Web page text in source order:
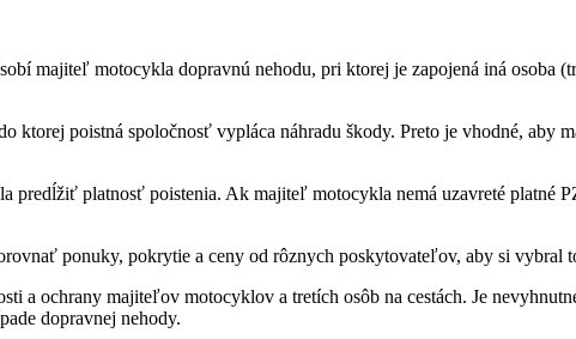
majiteľ motocykla dopravnú nehodu, pri ktorej je zapojená iná osoba
ktorej poistná spoločnosť vypláca náhradu škody. Preto je vhodné, aby
predĺžiť platnosť poistenia. Ak majiteľ motocykla nemá uzavreté platné
ponuky, pokrytie a ceny od rôznych poskytovateľov, aby si vybral
a ochrany majiteľov motocyklov a tretích osôb na cestách. Je
dopravnej nehody.